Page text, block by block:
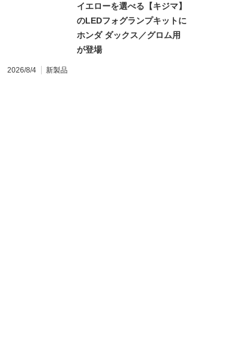
イエローを選べる【キジマ】
のLEDフォグランプキットに
ホンダ ダックス／グロム用
が登場
2026/8/4 新製品